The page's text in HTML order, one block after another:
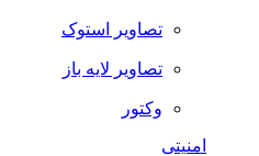
تصاویر استوک
تصاویر لایه باز
وکتور
امنیتی